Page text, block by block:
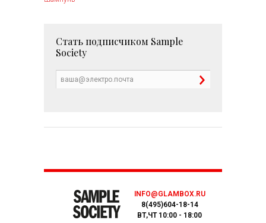
Стать подписчиком Sample
Society
INFO@GLAMBOX.RU
8(495)604-18-14
ВТ,ЧТ 10:00 - 18:00